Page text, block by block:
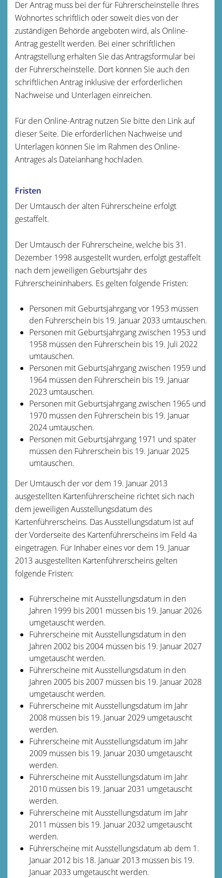
Der Antrag muss bei der für Führerscheinstelle Ihres
Wohnortes schriftlich oder soweit dies von der
zuständigen Behörde angeboten wird, als Online-
Antrag gestellt werden. Bei einer schriftlichen
Antragstellung erhalten Sie das Antragsformular bei
der Führerscheinstelle. Dort können Sie auch den
schriftlichen Antrag inklusive der erforderlichen
Nachweise und Unterlagen einreichen.
Für den Online-Antrag nutzen Sie bitte den Link auf
dieser Seite. Die erforderlichen Nachweise und
Unterlagen können Sie im Rahmen des Online-
Antrages als Dateianhang hochladen.
Fristen
Der Umtausch der alten Führerscheine erfolgt
gestaffelt.
Der Umtausch der Führerscheine, welche bis 31.
Dezember 1998 ausgestellt wurden, erfolgt gestaffelt
nach dem jeweiligen Geburtsjahr des
Führerscheininhabers. Es gelten folgende Fristen:
Personen mit Geburtsjahrgang vor 1953 müssen
den Führerschein bis 19. Januar 2033 umtauschen.
Personen mit Geburtsjahrgang zwischen 1953 und
1958 müssen den Führerschein bis 19. Juli 2022
umtauschen.
Personen mit Geburtsjahrgang zwischen 1959 und
1964 müssen den Führerschein bis 19. Januar
2023 umtauschen.
Personen mit Geburtsjahrgang zwischen 1965 und
1970 müssen den Führerschein bis 19. Januar
2024 umtauschen.
Personen mit Geburtsjahrgang 1971 und später
müssen den Führerschein bis 19. Januar 2025
umtauschen.
Der Umtausch der vor dem 19. Januar 2013
ausgestellten Kartenführerscheine richtet sich nach
dem jeweiligen Ausstellungsdatum des
Kartenführerscheins. Das Ausstellungsdatum ist auf
der Vorderseite des Kartenführerscheins im Feld 4a
eingetragen. Für Inhaber eines vor dem 19. Januar
2013 ausgestellten Kartenführerscheins gelten
folgende Fristen:
Führerscheine mit Ausstellungsdatum in den
Jahren 1999 bis 2001 müssen bis 19. Januar 2026
umgetauscht werden.
Führerscheine mit Ausstellungsdatum in den
Jahren 2002 bis 2004 müssen bis 19. Januar 2027
umgetauscht werden.
Führerscheine mit Ausstellungsdatum in den
Jahren 2005 bis 2007 müssen bis 19. Januar 2028
umgetauscht werden.
Führerscheine mit Ausstellungsdatum im Jahr
2008 müssen bis 19. Januar 2029 umgetauscht
werden.
Führerscheine mit Ausstellungsdatum im Jahr
2009 müssen bis 19. Januar 2030 umgetauscht
werden.
Führerscheine mit Ausstellungsdatum im Jahr
2010 müssen bis 19. Januar 2031 umgetauscht
werden.
Führerscheine mit Ausstellungsdatum im Jahr
2011 müssen bis 19. Januar 2032 umgetauscht
werden.
Führerscheine mit Ausstellungsdatum ab dem 1.
Januar 2012 bis 18. Januar 2013 müssen bis 19.
Januar 2033 umgetauscht werden.